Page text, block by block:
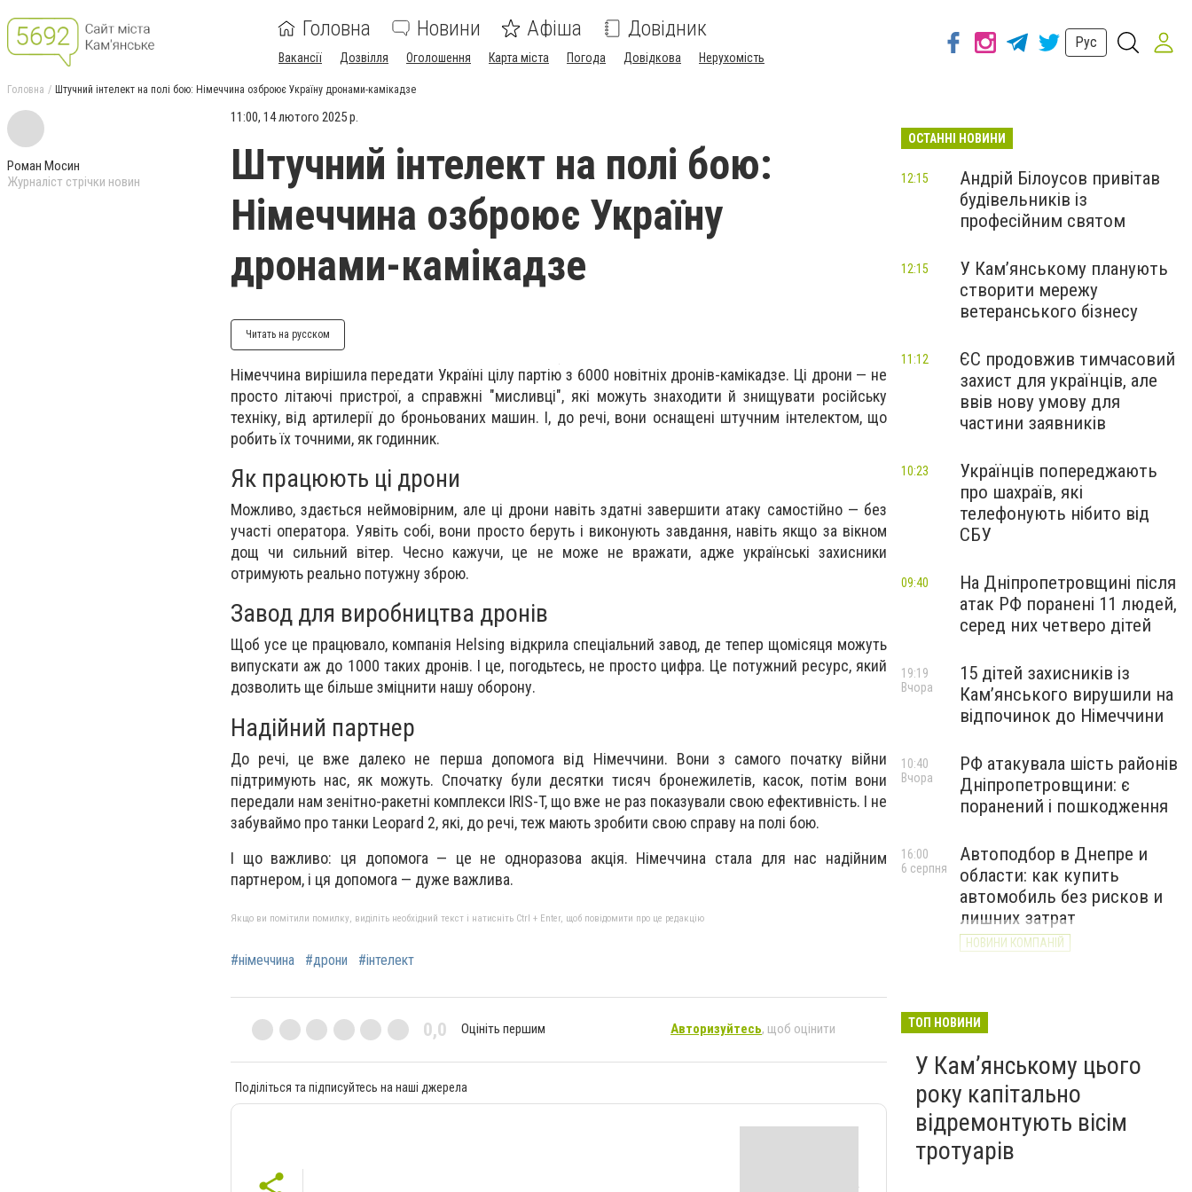
Головна Новини Афіша Довідник
Вакансії Дозвілля Оголошення Карта міста Погода Довідкова Нерухомість
Рус
Головна Штучний інтелект на полі бою: Німеччина озброює Україну дронами-камікадзе
Роман Мосин
Журналіст стрічки новин
11:00, 14 лютого 2025 р.
Штучний інтелект на полі бою:
Німеччина озброює Україну
дронами-камікадзе
Читать на русском
Німеччина вирішила передати Україні цілу партію з 6000 новітніх дронів-камікадзе. Ці дрони — не
просто літаючі пристрої, а справжні "мисливці", які можуть знаходити й знищувати російську
техніку, від артилерії до броньованих машин. І, до речі, вони оснащені штучним інтелектом, що
робить їх точними, як годинник.
Як працюють ці дрони
Можливо, здається неймовірним, але ці дрони навіть здатні завершити атаку самостійно — без
участі оператора. Уявіть собі, вони просто беруть і виконують завдання, навіть якщо за вікном
дощ чи сильний вітер. Чесно кажучи, це не може не вражати, адже українські захисники
отримують реально потужну зброю.
Завод для виробництва дронів
Щоб усе це працювало, компанія Helsing відкрила спеціальний завод, де тепер щомісяця можуть
випускати аж до 1000 таких дронів. І це, погодьтесь, не просто цифра. Це потужний ресурс, який
дозволить ще більше зміцнити нашу оборону.
Надійний партнер
До речі, це вже далеко не перша допомога від Німеччини. Вони з самого початку війни
підтримують нас, як можуть. Спочатку були десятки тисяч бронежилетів, касок, потім вони
передали нам зенітно-ракетні комплекси IRIS-T, що вже не раз показували свою ефективність. І не
забуваймо про танки Leopard 2, які, до речі, теж мають зробити свою справу на полі бою.
І що важливо: ця допомога — це не одноразова акція. Німеччина стала для нас надійним
партнером, і ця допомога — дуже важлива.
Якщо ви помітили помилку, виділіть необхідний текст і натисніть Ctrl + Enter, щоб повідомити про це редакцію
#німеччина #дрони #інтелект
0,0 Оцініть першим Авторизуйтесь, щоб оцінити
Поділіться та підписуйтесь на наші джерела
ОСТАННІ НОВИНИ
Андрій Білоусов привітав
будівельників із
професійним святом
12:15
У Кам’янському планують
створити мережу
ветеранського бізнесу
12:15
ЄС продовжив тимчасовий
захист для українців, але
ввів нову умову для
частини заявників
11:12
Українців попереджають
про шахраїв, які
телефонують нібито від
СБУ
10:23
На Дніпропетровщині після
атак РФ поранені 11 людей,
серед них четверо дітей
09:40
15 дітей захисників із
Кам’янського вирушили на
відпочинок до Німеччини
19:19
Вчора
РФ атакувала шість районів
Дніпропетровщини: є
поранений і пошкодження
10:40
Вчора
Автоподбор в Днепре и
области: как купить
автомобиль без рисков и
лишних затрат
НОВИНИ КОМПАНІЙ
16:00
6 серпня
ТОП НОВИНИ
У Кам’янському цього
року капітально
відремонтують вісім
тротуарів